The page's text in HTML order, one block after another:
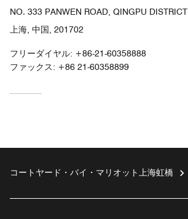
NO. 333 PANWEN ROAD, QINGPU DISTRICT,
上海, 中国, 201702
フリーダイヤル: +86-21-60358888
ファックス: +86 21-60358899
コートヤード・バイ・マリオット上海虹橋